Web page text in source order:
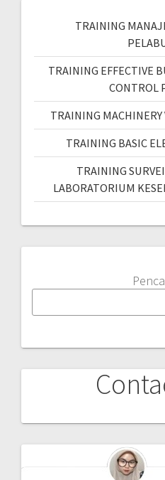
TRAINING
TRAINING EFFECTIVE
CONTROL
TRAINING MACHINERY
TRAINING BASIC
TRAINING
LABORATORIUM